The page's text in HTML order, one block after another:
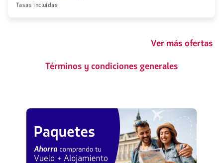
Tasas incluidas
Ver más ofertas
Términos y condiciones generales